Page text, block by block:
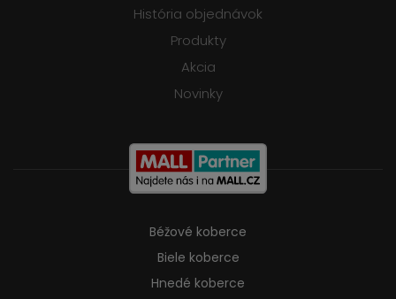
História objednávok
Produkty
Akcia
Novinky
Béžové koberce
Biele koberce
Hnedé koberce